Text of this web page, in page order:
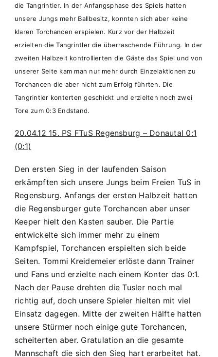
die Tangrintler. In der Anfangsphase des Spiels hatten
unsere Jungs mehr Ballbesitz, konnten sich aber keine
klaren Torchancen erspielen. Kurz vor der Halbzeit
erzielten die Tangrintler die überraschende Führung. In der
zweiten Halbzeit kontrollierten die Gäste das Spiel und von
unserer Seite kam man nur mehr durch Einzelaktionen zu
Torchancen die aber nicht zum Erfolg führten. Die
Tangrintler konterten geschickt und erzielten noch zwei
Tore zum 0:3 Endstand.
20.04.12 15. PS FTuS Regensburg – Donautal 0:1
(0:1)
Den ersten Sieg in der laufenden Saison
erkämpften sich unsere Jungs beim Freien TuS in
Regensburg. Anfangs der ersten Halbzeit hatten
die Regensburger gute Torchancen aber unser
Keeper hielt den Kasten sauber. Die Partie
entwickelte sich immer mehr zu einem
Kampfspiel, Torchancen erspielten sich beide
Seiten. Tommi Kreidemeier erlöste dann Trainer
und Fans und erzielte nach einem Konter das 0:1.
Nach der Pause drehten die Tusler noch mal
richtig auf, doch unsere Spieler hielten mit viel
Einsatz dagegen. Mitte der zweiten Hälfte hatten
unsere Stürmer noch einige gute Torchancen,
scheiterten aber. Gratulation an die gesamte
Mannschaft die sich den Sieg hart erarbeitet hat.